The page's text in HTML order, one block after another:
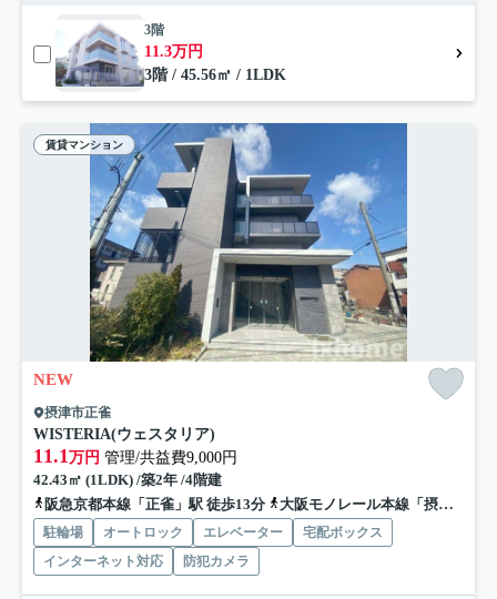
3階
11.3万円
3階 / 45.56㎡ / 1LDK
賃貸マンション
NEW
摂津市正雀
WISTERIA(ウェスタリア)
11.1万円 管理/共益費9,000円
42.43㎡ (1LDK) /築2年 /4階建
阪急京都本線「正雀」駅 徒歩13分
大阪モノレール本線「摂津」駅 徒歩15分
駐輪場 オートロック エレベーター
宅配ボックス
インターネット対応
防犯カメラ